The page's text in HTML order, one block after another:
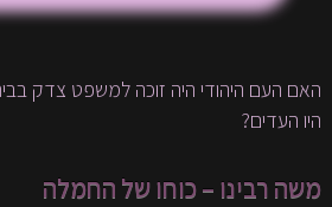
האם העם היהודי היה זוכה למשפט צדק
היו העדים?
משה רבינו – כוחו של החמלה